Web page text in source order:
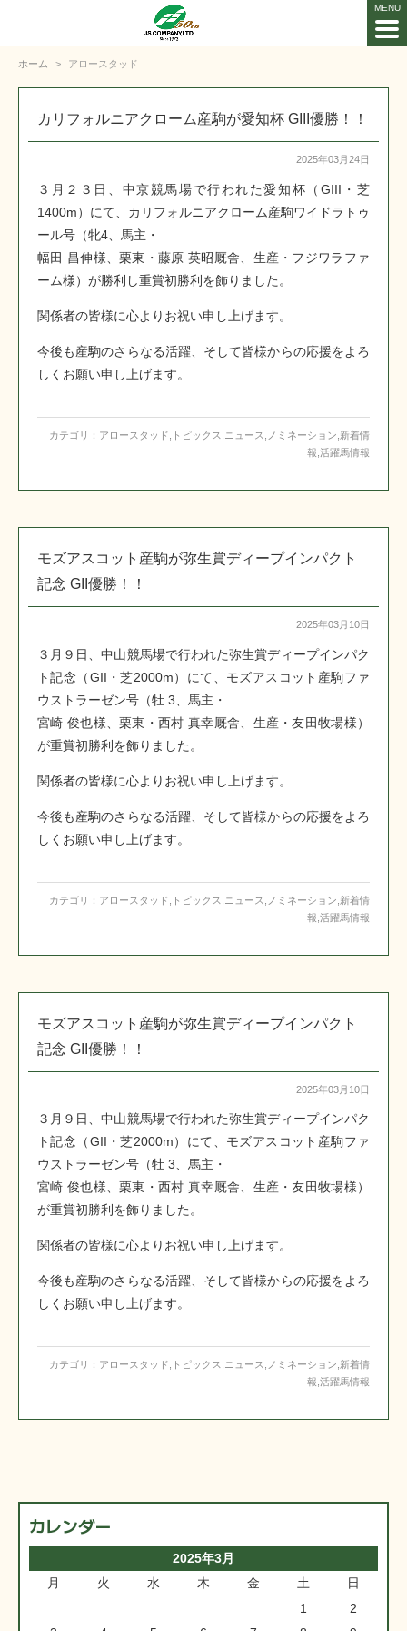
ホーム アロースタッド
カリフォルニアクローム産駒が愛知杯 GIII優勝！！
2025年03月24日
３月２３日、中京競馬場で行われた愛知杯（GIII・芝
1400m）にて、カリフォルニアクローム産駒ワイドラトゥ
ール号（牝4、馬主・
幅田 昌伸様、栗東・藤原 英昭厩舎、生産・フジワラファ
ーム様）が勝利し重賞初勝利を飾りました。
関係者の皆様に心よりお祝い申し上げます。
今後も産駒のさらなる活躍、そして皆様からの応援をよろ
しくお願い申し上げます。
カテゴリ： アロースタッド トピックス ニュース ノミネーション 新着情
報 活躍馬情報
モズアスコット産駒が弥生賞ディープインパクト
記念 GII優勝！！
2025年03月10日
３月９日、中山競馬場で行われた弥生賞ディープインパク
ト記念（GII・芝2000m）にて、モズアスコット産駒ファ
ウストラーゼン号（牡 3、馬主・
宮崎 俊也様、栗東・西村 真幸厩舎、生産・友田牧場様）
が重賞初勝利を飾りました。
関係者の皆様に心よりお祝い申し上げます。
今後も産駒のさらなる活躍、そして皆様からの応援をよろ
しくお願い申し上げます。
カテゴリ： アロースタッド トピックス ニュース ノミネーション 新着情
報 活躍馬情報
モズアスコット産駒が弥生賞ディープインパクト
記念 GII優勝！！
2025年03月10日
３月９日、中山競馬場で行われた弥生賞ディープインパク
ト記念（GII・芝2000m）にて、モズアスコット産駒ファ
ウストラーゼン号（牡 3、馬主・
宮崎 俊也様、栗東・西村 真幸厩舎、生産・友田牧場様）
が重賞初勝利を飾りました。
関係者の皆様に心よりお祝い申し上げます。
今後も産駒のさらなる活躍、そして皆様からの応援をよろ
しくお願い申し上げます。
カテゴリ： アロースタッド トピックス ニュース ノミネーション 新着情
報 活躍馬情報
カレンダー
2025年3月
月
火 水 木 金 土
日
1
2